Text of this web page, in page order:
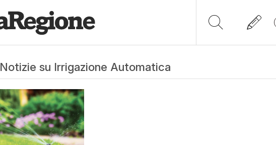
Notizie su Irrigazione Automatica